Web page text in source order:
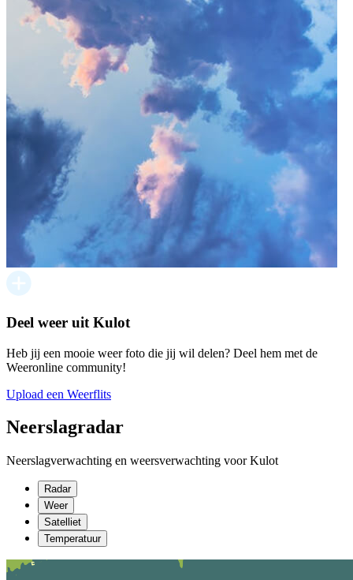
Deel weer uit Kulot
Heb jij een mooie weer foto die jij wil delen? Deel hem met de
Weeronline community!
Upload een Weerflits
Neerslagradar
Neerslagverwachting en weersverwachting voor Kulot
Radar
Weer
Satelliet
Temperatuur